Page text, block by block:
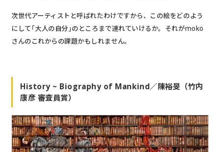
次世代アーティストと呼ばれたわけですから、この絵をどのよう
にして｢大人の自分｣のところまで連れていけるか。それがmoko
さんのこれからの課題かもしれません。
History ~ Biography of Mankind／陳裕旻（竹内
康彦 審査員賞）